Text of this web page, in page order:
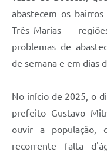
abastecem os
Três Marias —
problemas de
de semana e em dias
No início de 2025, o
prefeito Gustavo
ouvir a população,
recorrente falta